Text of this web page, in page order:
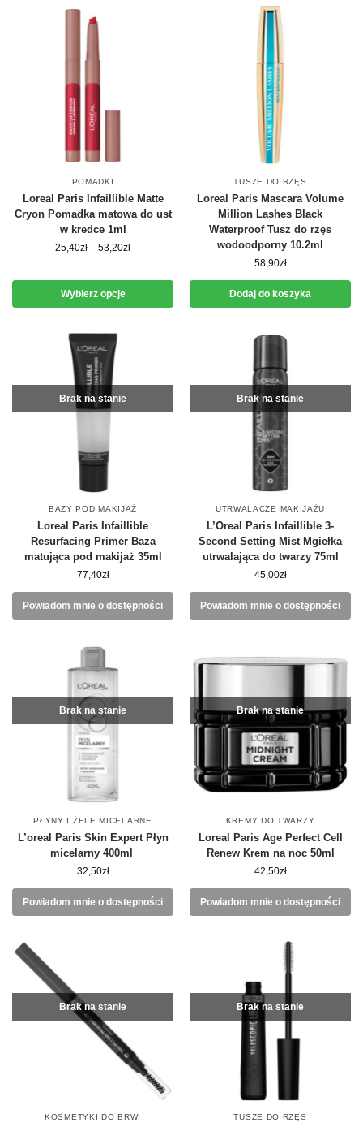
POMADKI
Loreal Paris Infaillible Matte
Cryon Pomadka matowa do ust
w kredce 1ml
25,40zł – 53,20zł
Wybierz opcje
TUSZE DO RZĘS
Loreal Paris Mascara Volume
Million Lashes Black
Waterproof Tusz do rzęs
wodoodporny 10.2ml
58,90zł
Dodaj do koszyka
Brak na stanie
BAZY POD MAKIJAŻ
Loreal Paris Infaillible
Resurfacing Primer Baza
matująca pod makijaż 35ml
77,40zł
Powiadom mnie o dostępności
Brak na stanie
UTRWALACZE MAKIJAŻU
L’Oreal Paris Infaillible 3-
Second Setting Mist Mgiełka
utrwalająca do twarzy 75ml
45,00zł
Powiadom mnie o dostępności
Brak na stanie
PŁYNY I ŻELE MICELARNE
L’oreal Paris Skin Expert Płyn
micelarny 400ml
32,50zł
Powiadom mnie o dostępności
Brak na stanie
KREMY DO TWARZY
Loreal Paris Age Perfect Cell
Renew Krem na noc 50ml
42,50zł
Powiadom mnie o dostępności
Brak na stanie
KOSMETYKI DO BRWI
Brak na stanie
TUSZE DO RZĘS